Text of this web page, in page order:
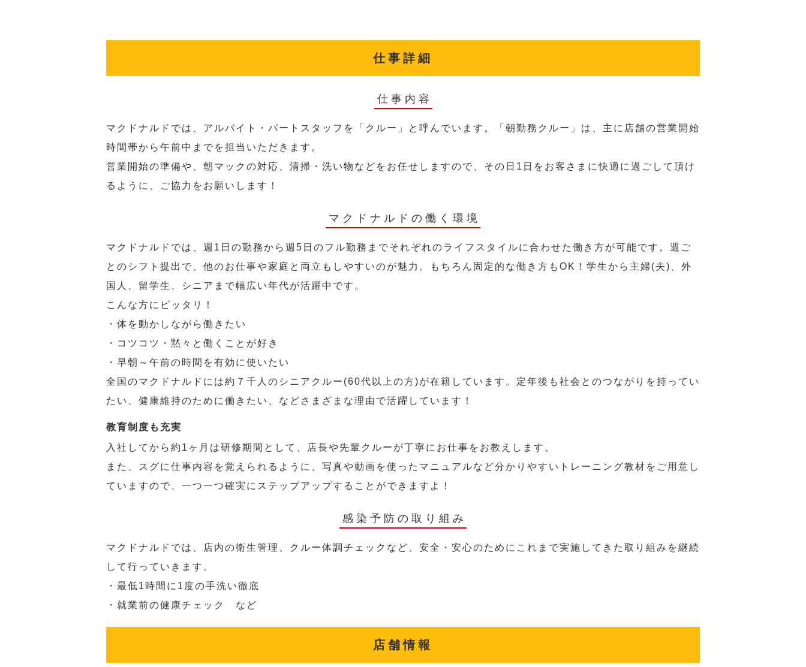
仕事詳細
仕事内容
マクドナルドでは、アルバイト・パートスタッフを「クルー」と呼んでいます。「朝勤務クルー」は、主に店舗の営業開始
時間帯から午前中までを担当いただきます。
営業開始の準備や、朝マックの対応、清掃・洗い物などをお任せしますので、その日1日をお客さまに快適に過ごして頂け
るように、ご協力をお願いします！
マクドナルドの働く環境
マクドナルドでは、週1日の勤務から週5日のフル勤務までそれぞれのライフスタイルに合わせた働き方が可能です。週ご
とのシフト提出で、他のお仕事や家庭と両立もしやすいのが魅力。もちろん固定的な働き方もOK！学生から主婦(夫)、外
国人、留学生、シニアまで幅広い年代が活躍中です。
こんな方にピッタリ！
・体を動かしながら働きたい
・コツコツ・黙々と働くことが好き
・早朝～午前の時間を有効に使いたい
全国のマクドナルドには約７千人のシニアクルー(60代以上の方)が在籍しています。定年後も社会とのつながりを持ってい
たい、健康維持のために働きたい、などさまざまな理由で活躍しています！
教育制度も充実
入社してから約1ヶ月は研修期間として、店長や先輩クルーが丁寧にお仕事をお教えします。
また、スグに仕事内容を覚えられるように、写真や動画を使ったマニュアルなど分かりやすいトレーニング教材をご用意し
ていますので、一つ一つ確実にステップアップすることができますよ！
感染予防の取り組み
マクドナルドでは、店内の衛生管理、クルー体調チェックなど、安全・安心のためにこれまで実施してきた取り組みを継続
して行っていきます。
・最低1時間に1度の手洗い徹底
・就業前の健康チェック など
店舗情報